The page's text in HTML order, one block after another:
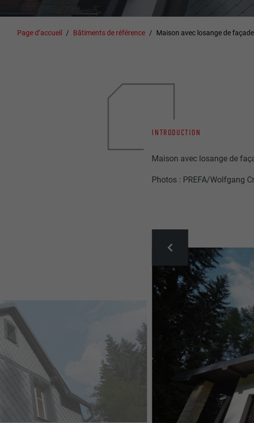
Page d’accueil Bâtiments de référence Maison avec losange de façade
INTRODUCTION
Maison avec losange de
Photos : PREFA/Wolfgang